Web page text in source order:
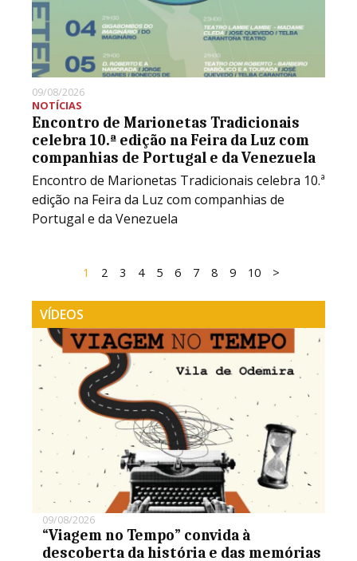
09/08/2026
NOTÍCIAS
Encontro de Marionetas Tradicionais
celebra 10.ª edição na Feira da Luz com
companhias de Portugal e da Venezuela
Encontro de Marionetas Tradicionais celebra 10.ª
edição na Feira da Luz com companhias de
Portugal e da Venezuela
1 2 3 4 5 6 7 8 9 10 >
VÍDEOS
09/08/2026
“Viagem no Tempo” convida à
descoberta da história e das memórias